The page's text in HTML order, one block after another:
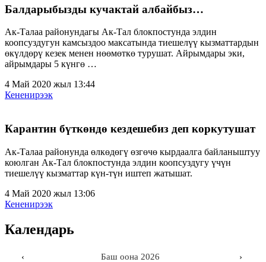
Балдарыбызды кучактай албайбыз…
Ак-Талаа районундагы Ак-Тал блокпостунда элдин
коопсуздугун камсыздоо максатында тиешелүү кызматтардын
өкүлдөрү кезек менен нөөмөткө турушат. Айрымдары эки,
айрымдары 5 күнгө …
4 Май 2020 жыл 13:44
Кененирээк
Карантин бүткөндө кездешебиз деп коркутушат
Ак-Талаа районунда өлкөдөгү өзгөчө кырдаалга байланыштуу
коюлган Ак-Тал блокпостунда элдин коопсуздугу үчүн
тиешелүү кызматтар күн-түн иштеп жатышат.
4 Май 2020 жыл 13:06
Кененирээк
Календарь
‹ Баш оона 2026 ›